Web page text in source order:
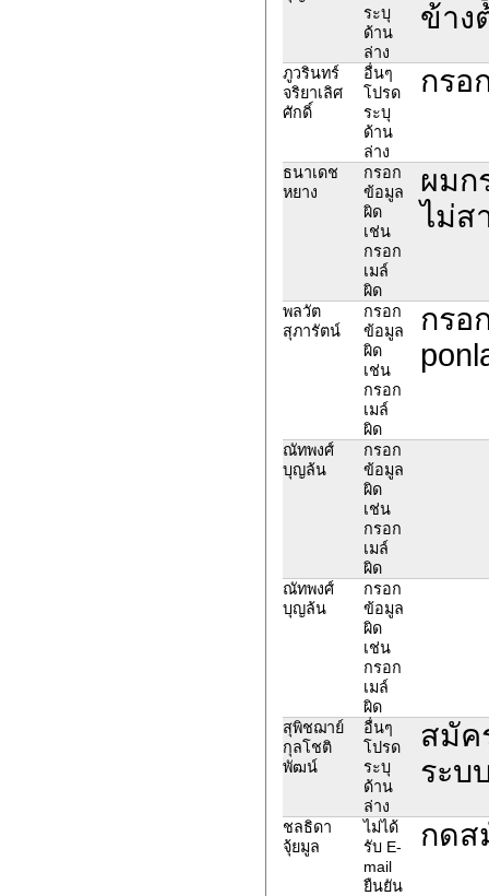
ระบุ
ด้าน
ล่าง
ข้าง
ภูวรินทร์
จริยาเลิศ
ศักดิ์
อื่นๆ
โปรด
ระบุ
ด้าน
ล่าง
กรอ
ธนาเดช
หยาง
กรอก
ข้อมูล
ผิด
เช่น
กรอก
เมล์
ผิด
ผมก
ไม่ส
พลวัต
สุภารัตน์
กรอก
ข้อมูล
ผิด
เช่น
กรอก
เมล์
ผิด
กรอ
ณัทพงศ์
บุญล้น
กรอก
ข้อมูล
ผิด
เช่น
กรอก
เมล์
ผิด
ณัทพงศ์
บุญล้น
กรอก
ข้อมูล
ผิด
เช่น
กรอก
เมล์
ผิด
สุพิชฌาย์
กุลโชติ
พัฒน์
อื่นๆ
โปรด
ระบุ
ด้าน
ล่าง
สมัค
ระบ
ชลธิดา
จุ้ยมูล
ไม่ได้
รับ E-
mail
ยืนยัน
กดส